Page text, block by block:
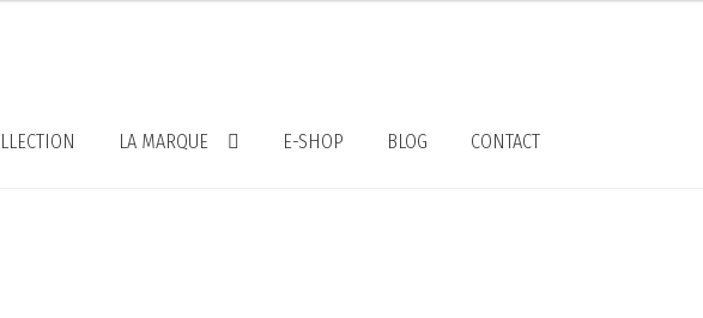
LA MARQUE E-SHOP BLOG CONTACT